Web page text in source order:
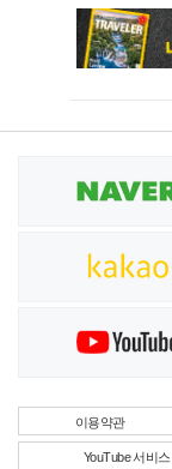
이용약관
YouTube 서비